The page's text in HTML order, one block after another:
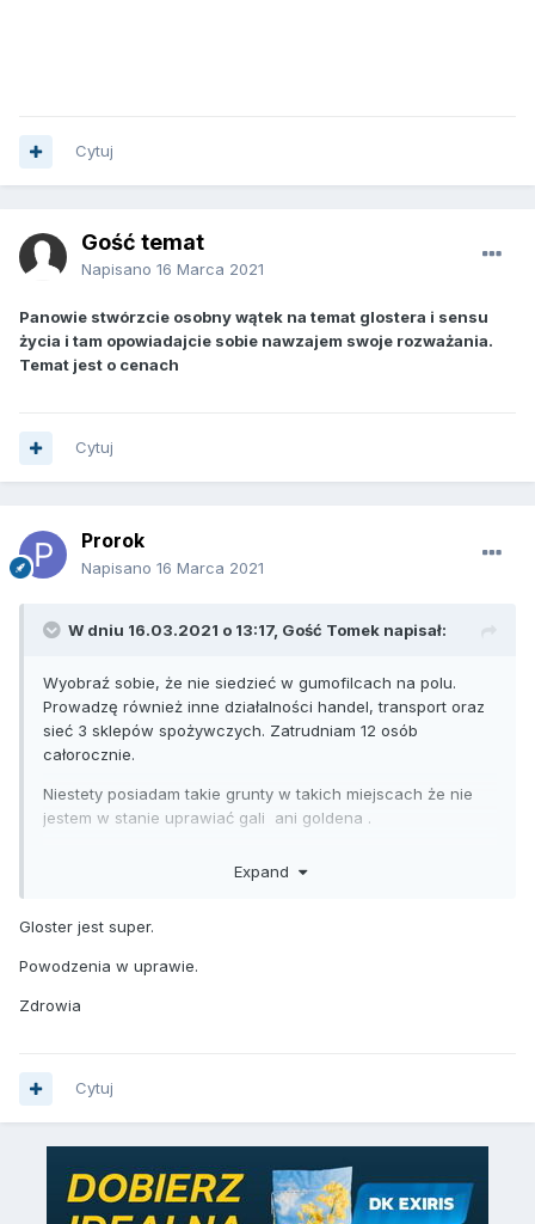
Cytuj
Gość temat
Napisano 16 Marca 2021
Panowie stwórzcie osobny wątek na temat glostera i sensu
życia i tam opowiadajcie sobie nawzajem swoje rozważania.
Temat jest o cenach
Cytuj
Prorok
Napisano 16 Marca 2021
W dniu 16.03.2021 o 13:17, Gość Tomek napisał:
Wyobraź sobie, że nie siedzieć w gumofilcach na polu.
Prowadzę również inne działalności handel, transport oraz
sieć 3 sklepów spożywczych. Zatrudniam 12 osób
całorocznie.
Niestety posiadam takie grunty w takich miejscach że nie
jestem w stanie uprawiać gali ani goldena .
Pamiętaj jednak rzecz sprzedajesz kiedy jest klient a nie
Expand
Gloster jest super.
Powodzenia w uprawie.
Zdrowia
Cytuj